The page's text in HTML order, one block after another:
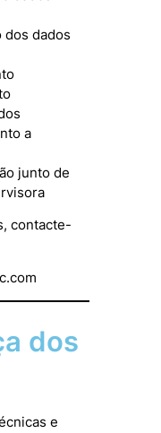
dos dados
a
junto de
contacte-
dos
e